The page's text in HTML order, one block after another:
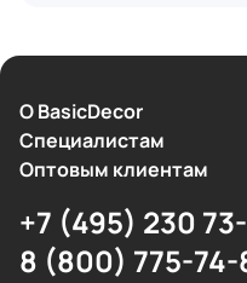
О BasicDecor
Cпециалистам
Оптовым клиентам
+7 (495) 230
8 (800) 775-74-